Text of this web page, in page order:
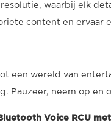
waarbij elk
content en ervaar
een wereld van
Pauzeer, neem op en
Voice RCU